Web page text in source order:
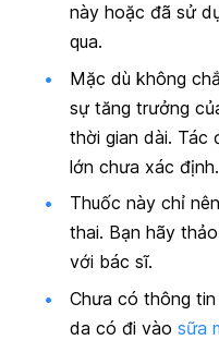
này hoặc đã sử
qua.
Mặc dù không
sự tăng trưởng
thời gian dài. Tác
lớn chưa xác định.
Thuốc này chỉ
thai. Bạn hãy
với bác sĩ.
Chưa có thông
da có đi vào sữa